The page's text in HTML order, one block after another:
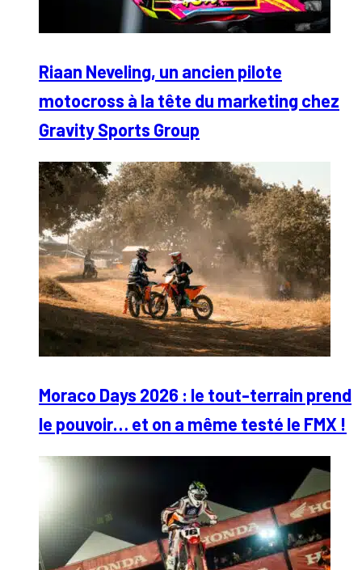
Riaan Neveling, un ancien pilote
motocross à la tête du marketing chez
Gravity Sports Group
Moraco Days 2026 : le tout-terrain prend
le pouvoir… et on a même testé le FMX !